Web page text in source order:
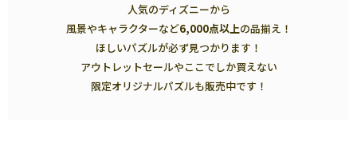
人気のディズニーから
風景やキャラクターなど6,000点以上の品揃え！
ほしいパズルが必ず見つかります！
アウトレットセールやここでしか買えない
限定オリジナルパズルも販売中です！